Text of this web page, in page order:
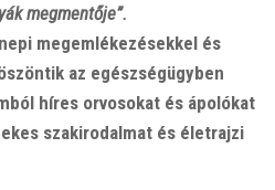
megmentője”.
megemlékezésekkel és
az egészségügyben
híres orvosokat és ápolókat
szakirodalmat és életrajzi